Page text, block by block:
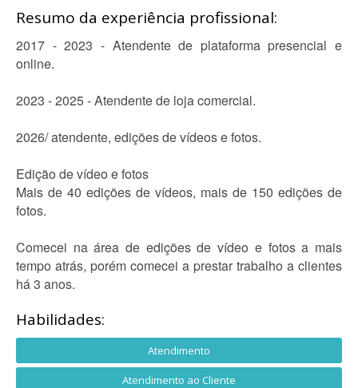
Resumo da experiência profissional:
2017 - 2023 - Atendente de plataforma presencial e
online.
2023 - 2025 - Atendente de loja comercial.
2026/ atendente, edições de vídeos e fotos.
Edição de vídeo e fotos
Mais de 40 edições de vídeos, mais de 150 edições de
fotos.
Comecei na área de edições de vídeo e fotos a mais
tempo atrás, porém comecei a prestar trabalho a clientes
há 3 anos.
Habilidades:
Atendimento
Atendimento ao Cliente